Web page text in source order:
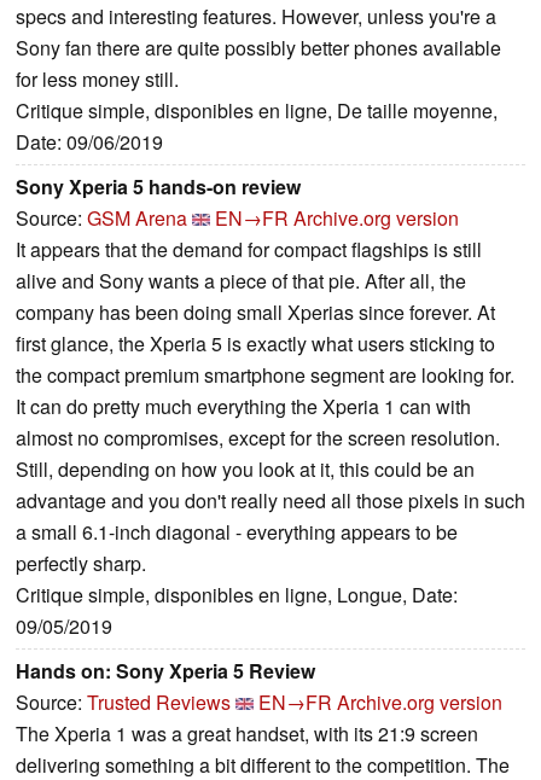
specs and interesting features. However, unless you're a
Sony fan there are quite possibly better phones available
for less money still.
Critique simple, disponibles en ligne, De taille moyenne,
Date: 09/06/2019
Sony Xperia 5 hands-on review
Source: GSM Arena EN→FR Archive.org version
It appears that the demand for compact flagships is still
alive and Sony wants a piece of that pie. After all, the
company has been doing small Xperias since forever. At
first glance, the Xperia 5 is exactly what users sticking to
the compact premium smartphone segment are looking for.
It can do pretty much everything the Xperia 1 can with
almost no compromises, except for the screen resolution.
Still, depending on how you look at it, this could be an
advantage and you don't really need all those pixels in such
a small 6.1-inch diagonal - everything appears to be
perfectly sharp.
Critique simple, disponibles en ligne, Longue, Date:
09/05/2019
Hands on: Sony Xperia 5 Review
Source: Trusted Reviews EN→FR Archive.org version
The Xperia 1 was a great handset, with its 21:9 screen
delivering something a bit different to the competition. The